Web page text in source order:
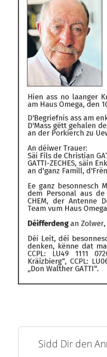
Sidd Dir den